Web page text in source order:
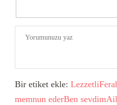
Bir etiket ekle: Lezzetli
memnun ederBen sevdim